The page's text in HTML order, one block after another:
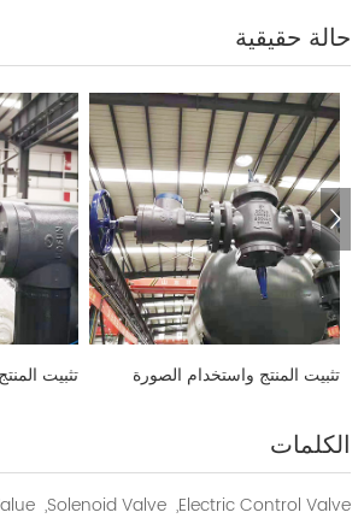
حالة حقيقية
تثبيت المنتج واستخدام الصورة تثبيت
الكلمات
Electric Control Valve,
Solenoid Valve,